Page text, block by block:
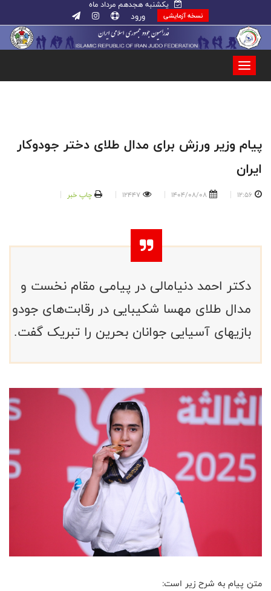
یکشنبه هجدهم مرداد ماه
نسخه آزمایشی ورود
پیام وزیر ورزش برای مدال طلای دختر جودوکار
ایران
12:56
1404/08/08
12447 چاپ خبر
دکتر احمد دنیامالی در پیامی مقام نخست و
مدال طلای مهسا شکیبایی در رقابت‌های جودو
بازیهای آسیایی جوانان بحرین را تبریک گفت.
متن پیام به شرح زیر است: